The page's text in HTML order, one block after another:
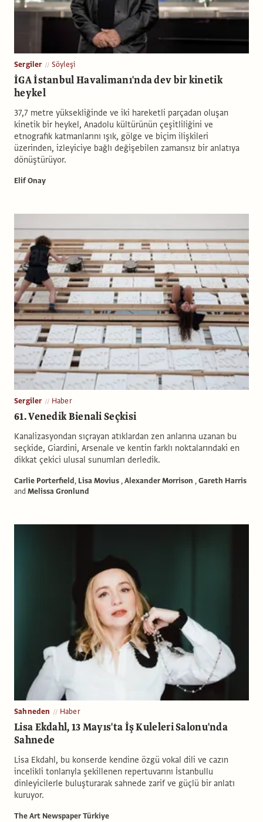
Sergiler Söyleşi
İGA İstanbul Havalimanı'nda dev bir kinetik
heykel
37,7 metre yüksekliğinde ve iki hareketli parçadan oluşan
kinetik bir heykel, Anadolu kültürünün çeşitliliğini ve
etnografik katmanlarını ışık, gölge ve biçim ilişkileri
üzerinden, izleyiciye bağlı değişebilen zamansız bir anlatıya
dönüştürüyor.
Elif Onay
Sergiler Haber
61. Venedik Bienali Seçkisi
Kanalizasyondan sıçrayan atıklardan zen anlarına uzanan bu
seçkide, Giardini, Arsenale ve kentin farklı noktalarındaki en
dikkat çekici ulusal sunumları derledik.
Carlie Porterfield, Lisa Movius ,Alexander Morrison ,Gareth Harris
andMelissa Gronlund
Sahneden Haber
Lisa Ekdahl, 13 Mayıs'ta İş Kuleleri Salonu'nda
Sahnede
Lisa Ekdahl, bu konserde kendine özgü vokal dili ve cazın
incelikli tonlarıyla şekillenen repertuvarını İstanbullu
dinleyicilerle buluşturarak sahnede zarif ve güçlü bir anlatı
kuruyor.
The Art Newspaper Türkiye